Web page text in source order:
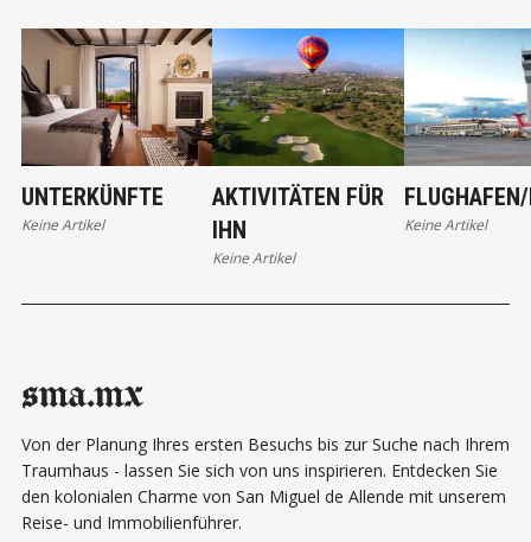
UNTERKÜNFTE
Keine Artikel
AKTIVITÄTEN FÜR
IHN
Keine Artikel
Keine Artikel
sma.mx
Von der Planung Ihres ersten Besuchs bis zur Suche nach Ihrem
Traumhaus - lassen Sie sich von uns inspirieren. Entdecken Sie
den kolonialen Charme von San Miguel de Allende mit unserem
Reise- und Immobilienführer.